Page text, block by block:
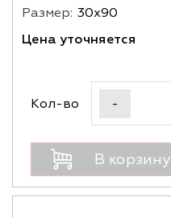
Размер: 30х90
Цена уточняется
Кол-во -
В корзину